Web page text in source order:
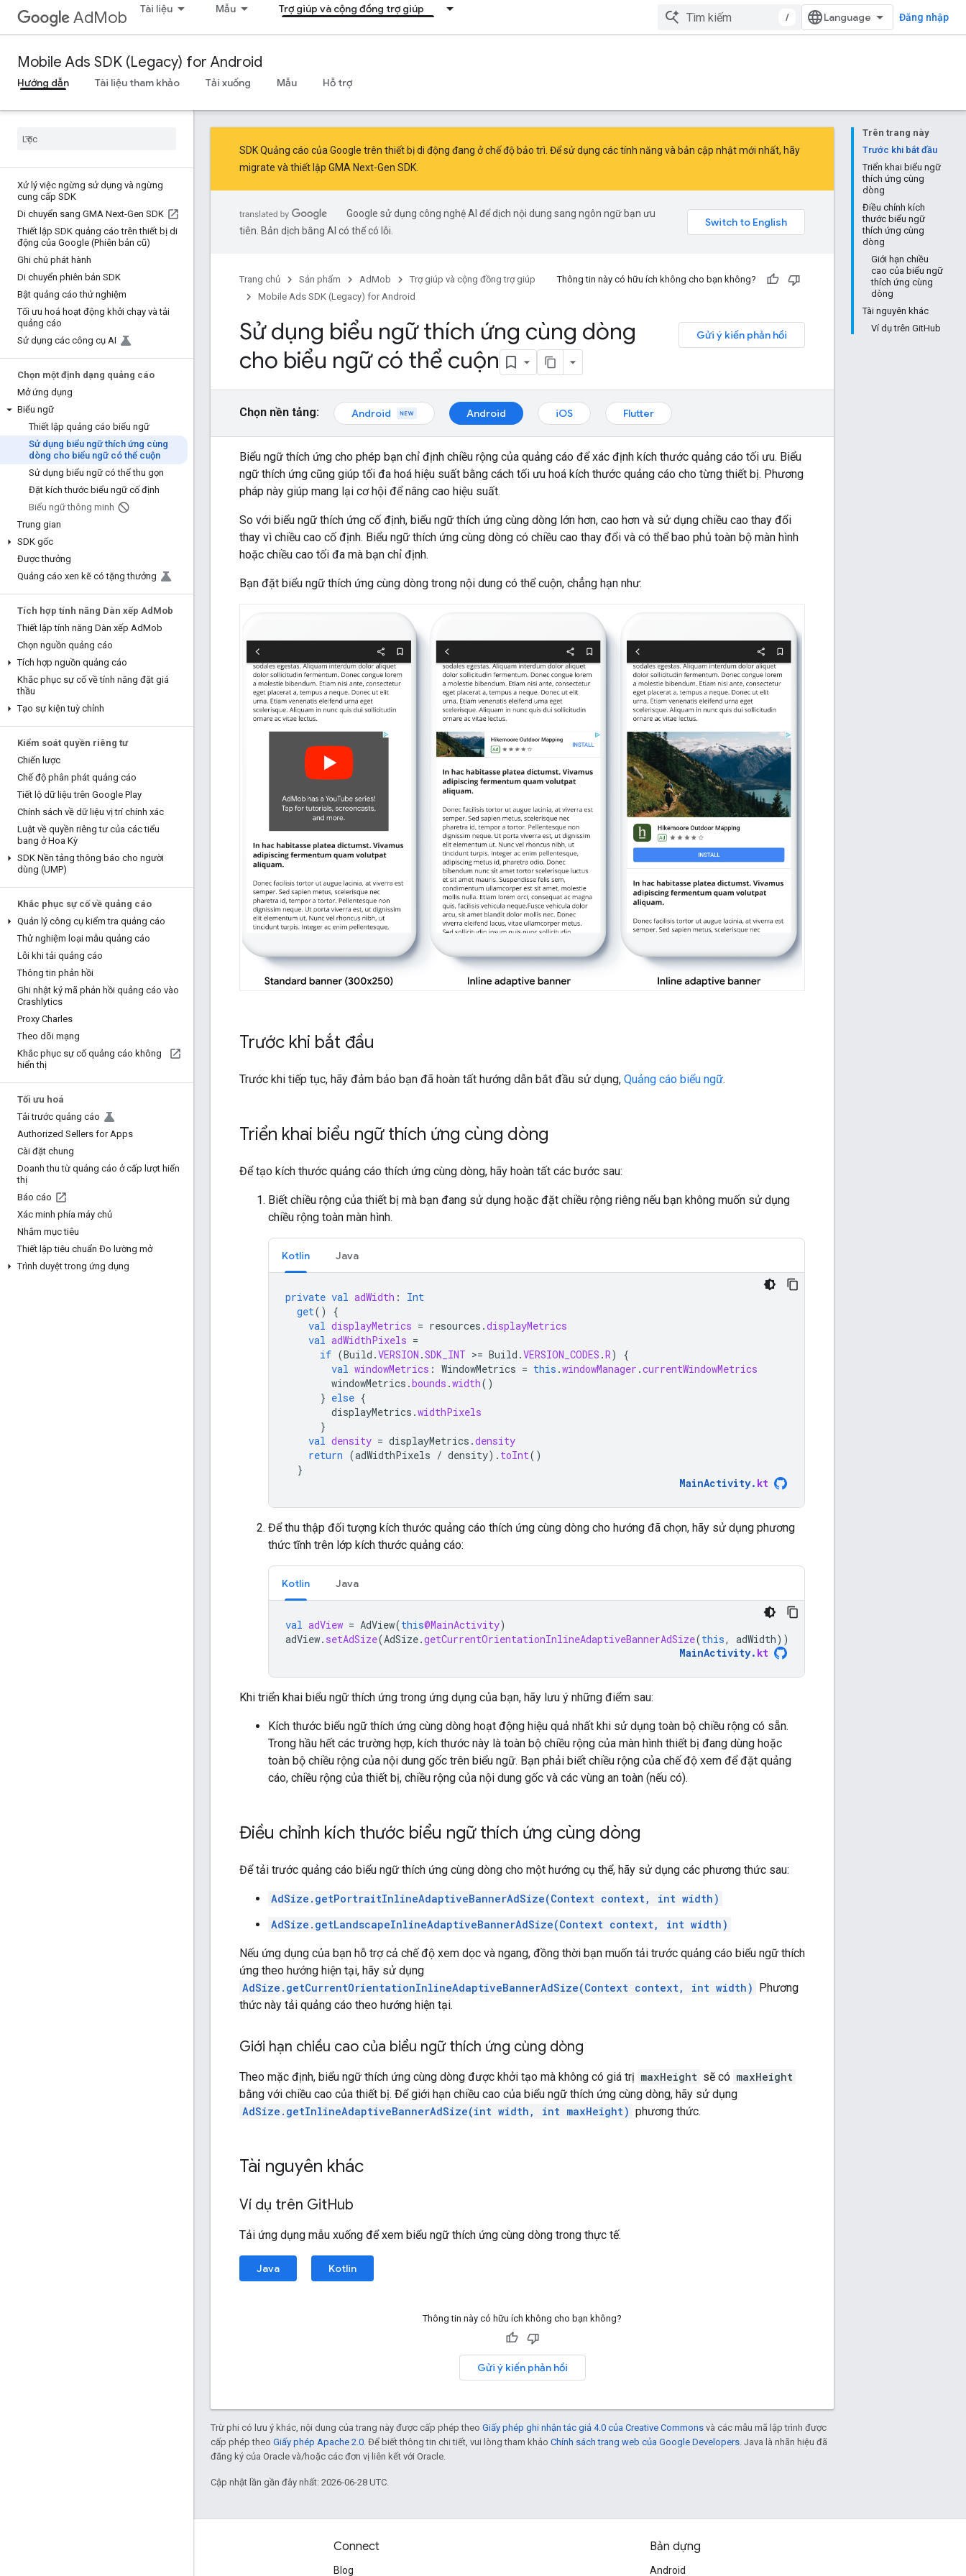
AdMob Tài liệu Mẫu Trợ giúp và cộng đồng trợ giúp
/ Đăng nhập
Mobile Ads SDK (Legacy) for Android
Hướng dẫn Tài liệu tham khảo Tải xuống Mẫu Hỗ trợ
Xử lý việc ngừng sử dụng và ngừng
cung cấp SDK
Di chuyển sang GMA Next-Gen SDK
Thiết lập SDK quảng cáo trên thiết bị di
động của Google (Phiên bản cũ)
Ghi chú phát hành
Di chuyển phiên bản SDK
Bật quảng cáo thử nghiệm
Tối ưu hoá hoạt động khởi chạy và tải
quảng cáo
Sử dụng các công cụ AI
Chọn một định dạng quảng cáo
Mở ứng dụng
Biểu ngữ
Thiết lập quảng cáo biểu ngữ
Sử dụng biểu ngữ thích ứng cùng
dòng cho biểu ngữ có thể cuộn
Sử dụng biểu ngữ có thể thu gọn
Đặt kích thước biểu ngữ cố định
Biểu ngữ thông minh
Trung gian
SDK gốc
Được thưởng
Quảng cáo xen kẽ có tặng thưởng
Tích hợp tính năng Dàn xếp Ad Mob
Thiết lập tính năng Dàn xếp AdMob
Chọn nguồn quảng cáo
Tích hợp nguồn quảng cáo
Khắc phục sự cố về tính năng đặt giá
thầu
Tạo sự kiện tuỳ chỉnh
Kiểm soát quyền riêng tư
Chiến lược
Chế độ phân phát quảng cáo
Tiết lộ dữ liệu trên Google Play
Chính sách về dữ liệu vị trí chính xác
Luật về quyền riêng tư của các tiểu
bang ở Hoa Kỳ
SDK Nền tảng thông báo cho người
dùng (UMP)
Khắc phục sự cố về quảng cáo
Quản lý công cụ kiểm tra quảng cáo
Thử nghiệm loại mẫu quảng cáo
Lỗi khi tải quảng cáo
Thông tin phản hồi
Ghi nhật ký mã phản hồi quảng cáo vào
Crashlytics
Proxy Charles
Theo dõi mạng
Khắc phục sự cố quảng cáo không
hiển thị
Tối ưu hoá
Tải trước quảng cáo
Authorized Sellers for Apps
Cài đặt chung
Doanh thu từ quảng cáo ở cấp lượt hiển
thị
Báo cáo
Xác minh phía máy chủ
Nhắm mục tiêu
Thiết lập tiêu chuẩn Đo lường mở
Trình duyệt trong ứng dụng
Trên trang này
Trước khi bắt đầu
Triển khai biểu ngữ
thích ứng cùng
dòng
Điều chỉnh kích
thước biểu ngữ
thích ứng cùng
dòng
Giới hạn chiều
cao của biểu ngữ
thích ứng cùng
dòng
Tài nguyên khác
Ví dụ trên GitHub
SDK Quảng cáo của Google trên thiết bị di động đang ở chế độ bảo trì. Để sử dụng các tính năng và bản cập nhật mới nhất, hãy
migrate và thiết lập GMA Next-Gen SDK
Google sử dụng công nghệ AI để dịch nội dung sang ngôn ngữ bạn ưu
tiên. Bản dịch bằng AI có thể có lỗi.
Trang chủ Sản phẩm AdMob
Trợ giúp và cộng đồng trợ giúp
Mobile Ads SDK (Legacy) for Android
Thông tin này có hữu ích không cho bạn không?
Gửi ý kiến phản hồi
Sử dụng biểu ngữ thích ứng cùng dòng
cho biểu ngữ có thể cuộn
Chọn nền tảng: Android Android iOS Flutter
Biểu ngữ thích ứng cho phép bạn chỉ định chiều rộng của quảng cáo để xác định kích thước quảng cáo tối ưu. Biểu
ngữ thích ứng cũng giúp tối đa hoá hiệu suất bằng cách tối ưu hoá kích thước quảng cáo cho từng thiết bị. Phương
pháp này giúp mang lại cơ hội để nâng cao hiệu suất.
So với biểu ngữ thích ứng cố định, biểu ngữ thích ứng cùng dòng lớn hơn, cao hơn và sử dụng chiều cao thay đổi
thay vì chiều cao cố định. Biểu ngữ thích ứng cùng dòng có chiều cao thay đổi và có thể bao phủ toàn bộ màn hình
hoặc chiều cao tối đa mà bạn chỉ định.
Bạn đặt biểu ngữ thích ứng cùng dòng trong nội dung có thể cuộn, chẳng hạn như:
Trước khi bắt đầu
Trước khi tiếp tục, hãy đảm bảo bạn đã hoàn tất hướng dẫn bắt đầu sử dụng, Quảng cáo biểu ngữ.
Triển khai biểu ngữ thích ứng cùng dòng
Để tạo kích thước quảng cáo thích ứng cùng dòng, hãy hoàn tất các bước sau:
Biết chiều rộng của thiết bị mà bạn đang sử dụng hoặc đặt chiều rộng riêng nếu bạn không muốn sử dụng
chiều rộng toàn màn hình.
Kotlin Java
private val adWidth :
Int
get()
{
val displayMetrics = resources .displayMetrics
val adWidthPixels =
if (Build .VERSION .SDK_INT >= Build .VERSION_CODES .R)
{
val windowMetrics : WindowMetrics = this .windowManager .currentWindowMetrics
windowMetrics .bounds .width()
} else {
displayMetrics .widthPixels
}
val density = displayMetrics .density
return (adWidthPixels / density). toInt()
}
MainActivity. kt
Để thu thập đối tượng kích thước quảng cáo thích ứng cùng dòng cho hướng đã chọn, hãy sử dụng phương
thức tĩnh trên lớp kích thước quảng cáo:
Kotlin Java
val adView = AdView(this@MainActivity)
adView. setAdSize(AdSize.getCurrentOrientationInlineAdaptiveBannerAdSize(this, adWidth))
MainActivity. kt
Khi triển khai biểu ngữ thích ứng trong ứng dụng của bạn, hãy lưu ý những điểm sau:
Kích thước biểu ngữ thích ứng cùng dòng hoạt động hiệu quả nhất khi sử dụng toàn bộ chiều rộng có sẵn.
Trong hầu hết các trường hợp, kích thước này là toàn bộ chiều rộng của màn hình thiết bị đang dùng hoặc
toàn bộ chiều rộng của nội dung gốc trên biểu ngữ. Bạn phải biết chiều rộng của chế độ xem để đặt quảng
cáo, chiều rộng của thiết bị, chiều rộng của nội dung gốc và các vùng an toàn (nếu có).
Điều chỉnh kích thước biểu ngữ thích ứng cùng dòng
Để tải trước quảng cáo biểu ngữ thích ứng cùng dòng cho một hướng cụ thể, hãy sử dụng các phương thức sau:
AdSize.getPortraitInlineAdaptiveBannerAdSize(Context context, int width)
AdSize.getLandscapeInlineAdaptiveBannerAdSize(Context context, int width)
Nếu ứng dụng của bạn hỗ trợ cả chế độ xem dọc và ngang, đồng thời bạn muốn tải trước quảng cáo biểu ngữ thích
ứng theo hướng hiện tại, hãy sử dụng
AdSize.getCurrentOrientationInlineAdaptiveBannerAdSize(Context context, int width) Phương
thức này tải quảng cáo theo hướng hiện tại.
Giới hạn chiều cao của biểu ngữ thích ứng cùng dòng
Theo mặc định, biểu ngữ thích ứng cùng dòng được khởi tạo mà không có giá trị maxHeight sẽ có maxHeight
bằng với chiều cao của thiết bị. Để giới hạn chiều cao của biểu ngữ thích ứng cùng dòng, hãy sử dụng
AdSize.getInlineAdaptiveBannerAdSize(int width, int maxHeight) phương thức.
Tài nguyên khác
Ví dụ trên GitHub
Tải ứng dụng mẫu xuống để xem biểu ngữ thích ứng cùng dòng trong thực tế.
Java Kotlin
Thông tin này có hữu ích không cho bạn không?
Gửi ý kiến phản hồi
Trừ phi có lưu ý khác, nội dung của trang này được cấp phép theo Giấy phép ghi nhận tác giả 4.0 của Creative Commons và các mẫu mã lập trình được
cấp phép theo Giấy phép Apache 2.0. Để biết thông tin chi tiết, vui lòng tham khảo Chính sách trang web của Google Developers. Java là nhãn hiệu đã
đăng ký của Oracle và/hoặc các đơn vị liên kết với Oracle.
Cập nhật lần gần đây nhất: 2026-06-28 UTC.
Connect
Blog
Bản dựng
Android